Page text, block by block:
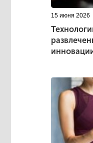
15 июня 2026